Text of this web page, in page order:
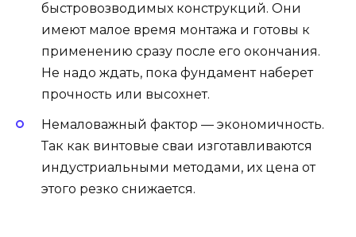
быстровозводимых конструкций. Они
имеют малое время монтажа и готовы к
применению сразу после его окончания.
Не надо ждать, пока фундамент наберет
прочность или высохнет.
Немаловажный фактор — экономичность.
Так как винтовые сваи изготавливаются
индустриальными методами, их цена от
этого резко снижается.